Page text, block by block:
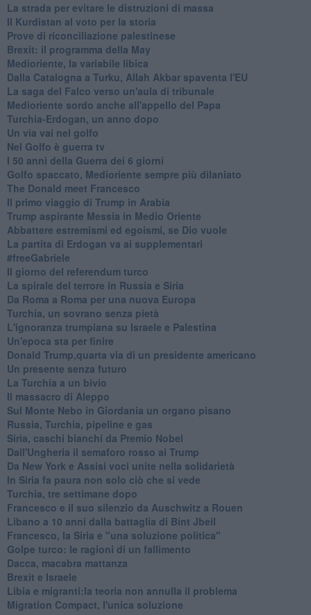
La strada per evitare le distruzioni di massa
Il Kurdistan al voto per la storia
Prove di riconciliazione palestinese
Brexit: il programma della May
Medioriente, la variabile libica
Dalla Catalogna a Turku, Allah Akbar spaventa l'EU
La saga del Falco verso un'aula di tribunale
Medioriente sordo anche all'appello del Papa
Turchia-Erdogan, un anno dopo
Un via vai nel golfo
Nel Golfo è guerra tv
I 50 anni della Guerra dei 6 giorni
Golfo spaccato, Medioriente sempre più dilaniato
The Donald meet Francesco
Il primo viaggio di Trump in Arabia
Trump aspirante Messia in Medio Oriente
Abbattere estremismi ed egoismi, se Dio vuole
La partita di Erdogan va ai supplementari
#freeGabriele
Il giorno del referendum turco
La spirale del terrore in Russia e Siria
Da Roma a Roma per una nuova Europa
Turchia, un sovrano senza pietà
L'ignoranza trumpiana su Israele e Palestina
Un'epoca sta per finire
Donald Trump,quarta via di un presidente americano
Un presente senza futuro
La Turchia a un bivio
Il massacro di Aleppo
Sul Monte Nebo in Giordania un organo pisano
Russia, Turchia, pipeline e gas
Siria, caschi bianchi da Premio Nobel
Dall'Ungheria il semaforo rosso ai Trump
Da New York e Assisi voci unite nella solidarietà
In Siria fa paura non solo ciò che si vede
Turchia, tre settimane dopo
Francesco e il suo silenzio da Auschwitz a Rouen
Libano a 10 anni dalla battaglia di Bint Jbeil
Francesco, la Siria e "una soluzione politica"
Golpe turco: le ragioni di un fallimento
Dacca, macabra mattanza
Brexit e Israele
Libia e migranti:la teoria non annulla il problema
Migration Compact, l'unica soluzione